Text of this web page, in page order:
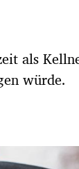
als
würde.